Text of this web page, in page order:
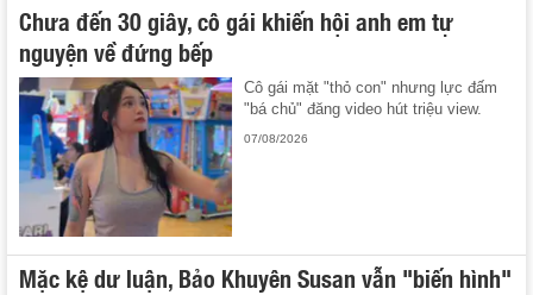
Chưa đến 30 giây, cô gái khiến hội anh em tự
nguyện về đứng bếp
Cô gái mặt "thỏ con" nhưng lực đấm
"bá chủ" đăng video hút triệu view.
07/08/2026
Mặc kệ dư luận, Bảo Khuyên Susan vẫn "biến hình"